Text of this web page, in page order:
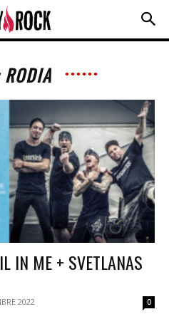
RODIA
IN ME + SVETLANAS
2022 0